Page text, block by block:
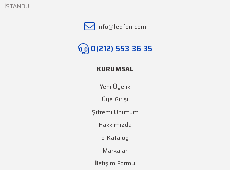
İSTANBUL
info@ledfon.com
0(212) 553 36 35
KURUMSAL
Yeni Üyelik
Üye Girişi
Şifremi Unuttum
Hakkımızda
e-Katalog
Markalar
İletişim Formu